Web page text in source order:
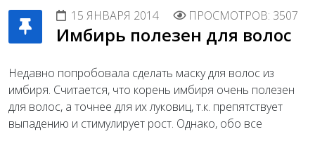
15 ЯНВАРЯ 2014 ПРОСМОТРОВ: 3507
Имбирь полезен для волос
Недавно попробовала сделать маску для волос из
имбиря. Считается, что корень имбиря очень полезен
для волос, а точнее для их луковиц, т.к. препятствует
выпадению и стимулирует рост. Однако, обо все